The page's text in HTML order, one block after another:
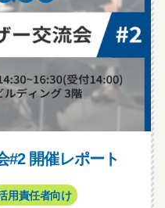
#2 開催レポート
用責任者向け